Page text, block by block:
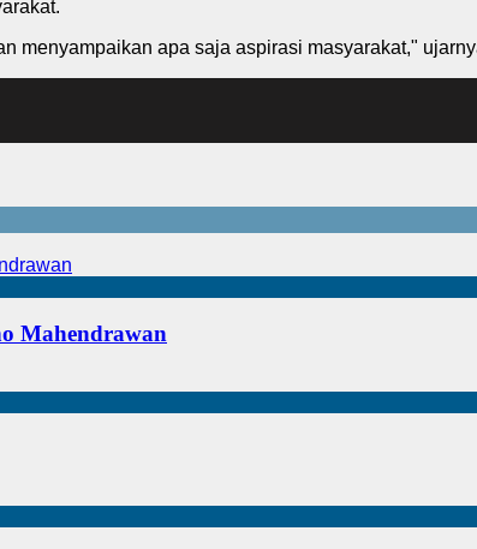
menyampaikan apa saja aspirasi masyarakat,"
Mahendrawan